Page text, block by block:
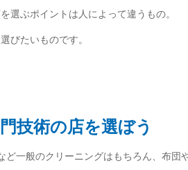
選ぶポイントは人によって違うもの。
びたいものです。
技術の店を選ぼう
ど一般のクリーニングはもちろん、布団